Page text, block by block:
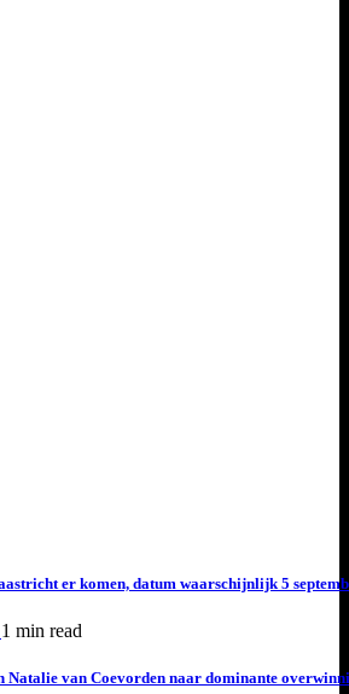
er komen, datum waarschijnlijk 5
1 min read
Natalie van Coevorden naar dominante